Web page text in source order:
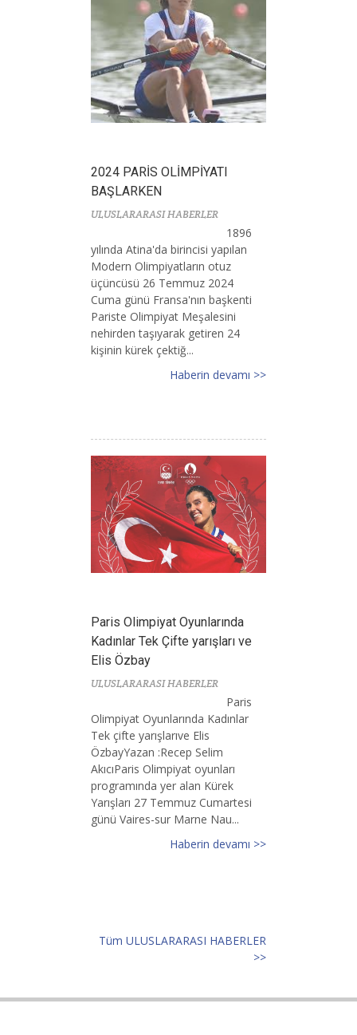
2024 PARİS OLİMPİYATI
BAŞLARKEN
ULUSLARARASI HABERLER
1896
yılında Atina'da birincisi yapılan
Modern Olimpiyatların otuz
üçüncüsü 26 Temmuz 2024
Cuma günü Fransa'nın başkenti
Pariste Olimpiyat Meşalesini
nehirden taşıyarak getiren 24
kişinin kürek çektiğ...
Haberin devamı >>
Paris Olimpiyat Oyunlarında
Kadınlar Tek Çifte yarışları ve
Elis Özbay
ULUSLARARASI HABERLER
Paris
Olimpiyat Oyunlarında Kadınlar
Tek çifte yarışlarıve Elis
ÖzbayYazan :Recep Selim
AkıcıParis Olimpiyat oyunları
programında yer alan Kürek
Yarışları 27 Temmuz Cumartesi
günü Vaires-sur Marne Nau...
Haberin devamı >>
Tüm ULUSLARARASI HABERLER
>>